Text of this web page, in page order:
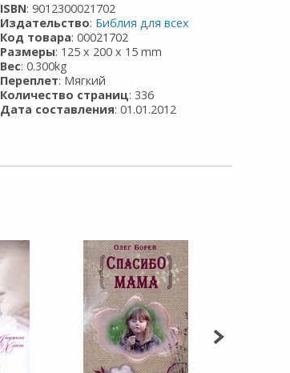
ISBN: 9012300021702
Издательство: Библия для всех
Код товара: 00021702
Размеры: 125 x 200 x 15 mm
Вес: 0.300kg
Переплет: Мягкий
Количество страниц: 336
Дата составления: 01.01.2012